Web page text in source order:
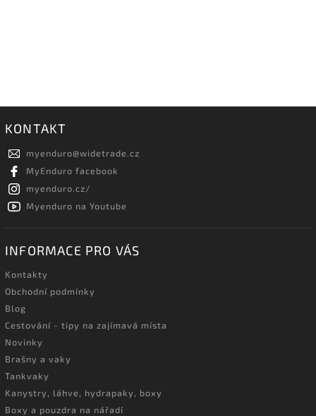
KONTAKT
myenduro@widetrade.cz
MyEnduro facebook
myenduro.cz/
Myenduro na Youtube
INFORMACE PRO VÁS
Kontakty
Obchodní podmínky
Blog
Cestování - tipy na zajímavá místa
Novinky
Brašny a vaky
Tankvaky
Kanystry, láhve, hydrapaky, boxy
Boxy a pouzdra na nářadí